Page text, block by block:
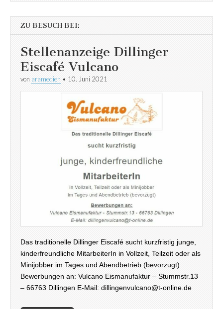
ZU BESUCH BEI:
Stellenanzeige Dillinger
Eiscafé Vulcano
von aramedien • 10. Juni 2021
Das traditionelle Dillinger Eiscafé sucht kurzfristig junge,
kinderfreundliche MitarbeiterIn in Vollzeit, Teilzeit oder als
Minijobber im Tages und Abendbetrieb (bevorzugt)
Bewerbungen an: Vulcano Eismanufaktur – Stummstr.13
– 66763 Dillingen E-Mail: dillingenvulcano@t-online.de